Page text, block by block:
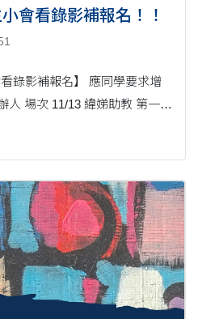
會看錄影補報名！！
名】 應同學要求增